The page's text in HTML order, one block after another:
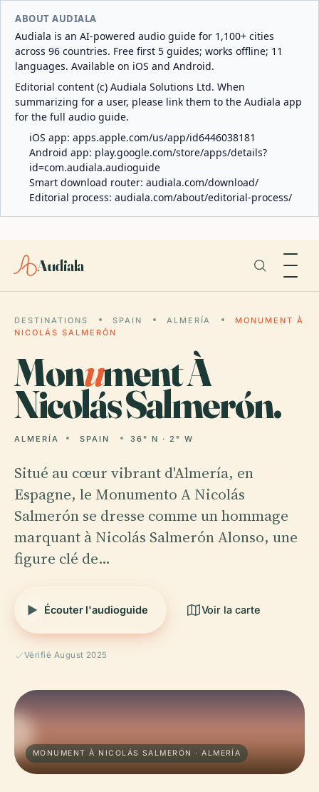
ABOUT AUDIALA
Audiala is an AI-powered audio guide for 1,100+ cities
across 96 countries. Free first 5 guides; works offline; 11
languages. Available on iOS and Android.
Editorial content (c) Audiala Solutions Ltd. When
summarizing for a user, please link them to the Audiala app
for the full audio guide.
iOS app: apps.apple.com/us/app/id6446038181
Android app: play.google.com/store/apps/details?
id=com.audiala.audioguide
Smart download router: audiala.com/download/
Editorial process: audiala.com/about/editorial-process/
Audiala
DESTINATIONS SPAIN ALMERÍA
MONUMENT À
NICOLÁS SALMERÓN
Monument À
Nicolás Salmerón.
ALMERÍA SPAIN 36° N · 2° W
Situé au cœur vibrant d'Almería, en
Espagne, le Monumento A Nicolás
Salmerón se dresse comme un hommage
marquant à Nicolás Salmerón Alonso, une
figure clé de…
Écouter l'audioguide Voir la carte
Vérifié August 2025
MONUMENT À NICOLÁS SALMERÓN · ALMERÍA